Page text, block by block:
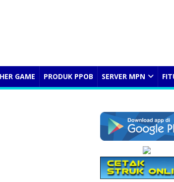
GAME PRODUK PPOB SERVER MPN